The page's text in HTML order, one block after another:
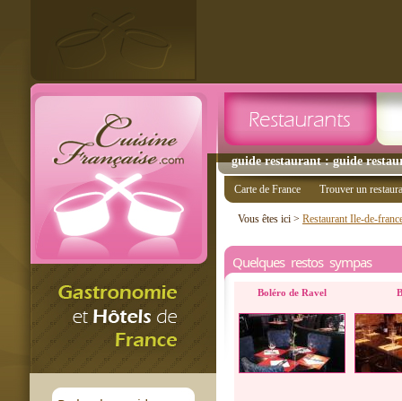
guide restaurant : guide
Carte de France Trouver un
Vous êtes ici > Restaurant Ile-de-
Quelques restos sympas
Boléro de Ravel